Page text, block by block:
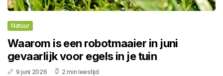
Natuur
Waarom is een robotmaaier in juni
gevaarlijk voor egels in je tuin
9 juni 2026 2 min leestijd